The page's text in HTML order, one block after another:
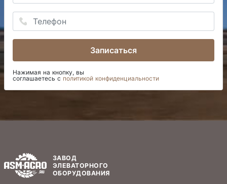
Записаться
Нажимая на кнопку, вы
соглашаетесь с политикой конфиденциальности
ЗАВОД
ЭЛЕВАТОРНОГО
ОБОРУДОВАНИЯ